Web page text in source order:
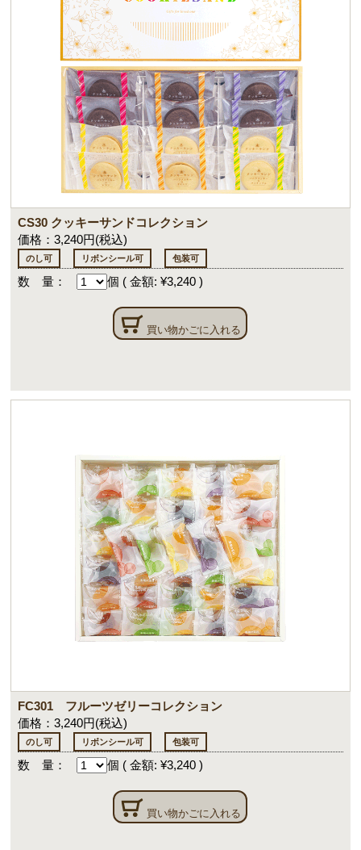
CS30 クッキーサンドコレクション
価格：3,240円(税込)
のし可 リボンシール可 包装可
数 量： 個 ( 金額: ¥3,240 )
買い物かごに入れる
FC301 フルーツゼリーコレクション
価格：3,240円(税込)
のし可 リボンシール可 包装可
数 量： 個 ( 金額: ¥3,240 )
買い物かごに入れる